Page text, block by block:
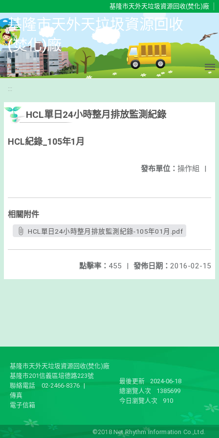
基隆市天外天垃圾資源回收(焚化)廠
基隆市天外天垃圾資源回收
(焚化)廠
:::
HCL單日24小時整月排放監測紀錄
HCL紀錄_105年1月
發布單位： 操作組 |
相關附件
HCL單日24小時整月排放監測紀錄-105年01月.pdf
發佈日期： 2016-02-15
點擊率： 455 |
基隆市天外天垃圾資源回收(焚化)廠
基隆市201信義區培德路223號
聯絡電話
02-2466-8376 |
傳真
電子信箱
最後更新
2024-06-18
總瀏覽人次
1385699
今日瀏覽人次
910
©2018 Net Rhythm Information Co.,Ltd.